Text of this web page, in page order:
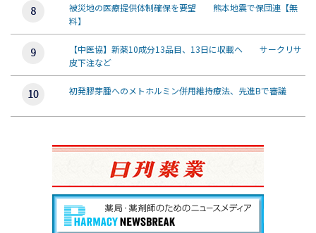
被災地の医療提供体制確保を要望 熊本地震で保団連【無
料】
【中医協】新薬10成分13品目、13日に収載へ サークリサ
皮下注など
初発膠芽腫へのメトホルミン併用維持療法、先進Bで審議